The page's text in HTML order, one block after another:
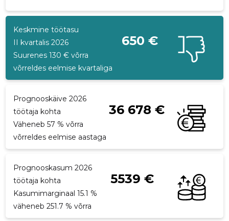
Keskmine töötasu
II kvartalis 2026
650 €
Suurenes 130 € võrra
võrreldes eelmise kvartaliga
Prognooskäive 2026
töötaja kohta
36 678 €
Väheneb 57 % võrra
võrreldes eelmise aastaga
Prognooskasum 2026
töötaja kohta
5539 €
Kasumimarginaal 15.1 %
väheneb 251.7 % võrra